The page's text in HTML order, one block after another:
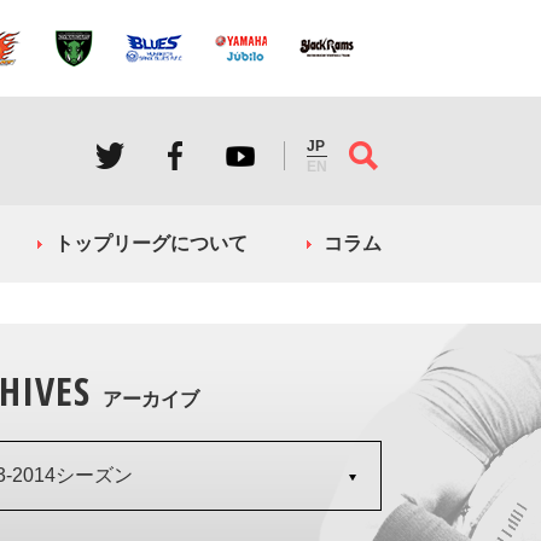
JP
EN
トップリーグについて コラム
アーカイブ
2014シーズン